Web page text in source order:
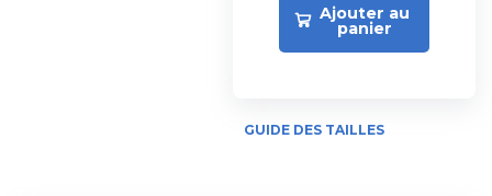
Ajouter au
panier
GUIDE DES TAILLES